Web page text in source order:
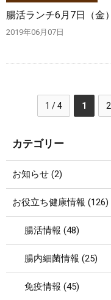
腸活ランチ6月7日（金）
2019年06月07日
1 / 4 1 2
カテゴリー
お知らせ (2)
お役立ち健康情報 (126)
腸活情報 (48)
腸内細菌情報 (25)
免疫情報 (45)